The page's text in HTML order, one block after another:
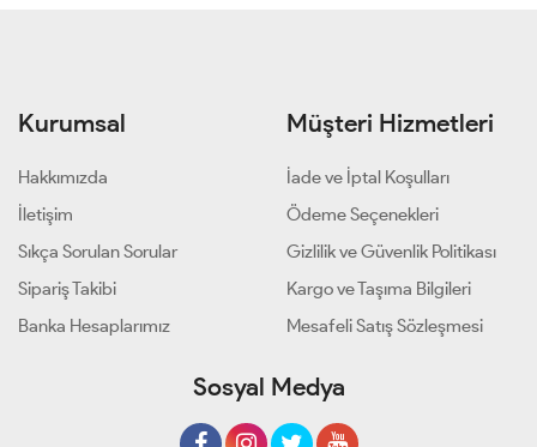
Kurumsal
Hakkımızda
İletişim
Sıkça Sorulan Sorular
Sipariş Takibi
Banka Hesaplarımız
Müşteri Hizmetleri
İade ve İptal Koşulları
Ödeme Seçenekleri
Gizlilik ve Güvenlik Politikası
Kargo ve Taşıma Bilgileri
Mesafeli Satış Sözleşmesi
Sosyal Medya